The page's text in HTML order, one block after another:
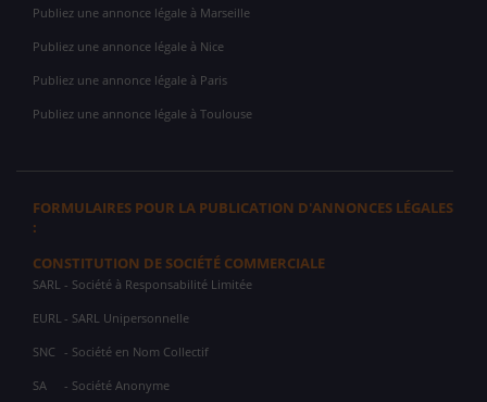
Publiez une annonce légale à Marseille
Publiez une annonce légale à Nice
Publiez une annonce légale à Paris
Publiez une annonce légale à Toulouse
FORMULAIRES POUR LA PUBLICATION D'ANNONCES LÉGALES
:
CONSTITUTION DE SOCIÉTÉ COMMERCIALE
SARL - Société à Responsabilité Limitée
EURL - SARL Unipersonnelle
SNC - Société en Nom Collectif
SA - Société Anonyme